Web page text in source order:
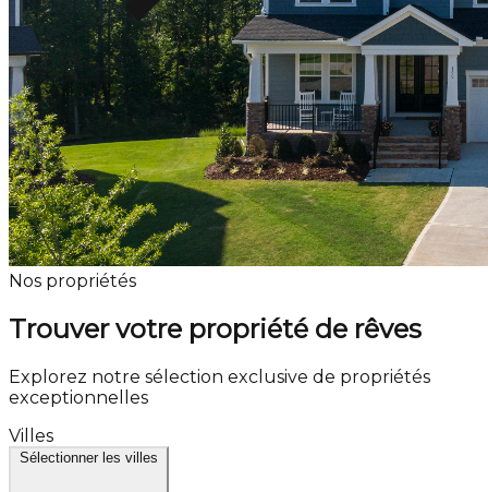
Nos propriétés
Trouver votre propriété de rêves
Explorez notre sélection exclusive de propriétés
exceptionnelles
Villes
Sélectionner les villes